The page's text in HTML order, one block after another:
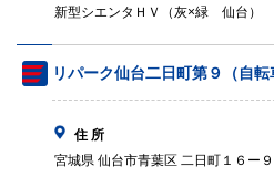
新型シエンタＨＶ（灰×緑 仙台）
リパーク仙台二日町第９（自転
住 所
宮城県 仙台市青葉区 二日町１６ー９